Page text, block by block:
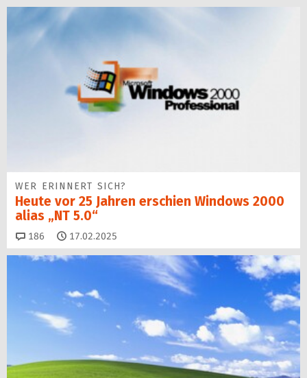
WER ERINNERT SICH?
Heute vor 25 Jahren erschien Windows 2000
alias „NT 5.0“
186 Kommentare
17.02.2025